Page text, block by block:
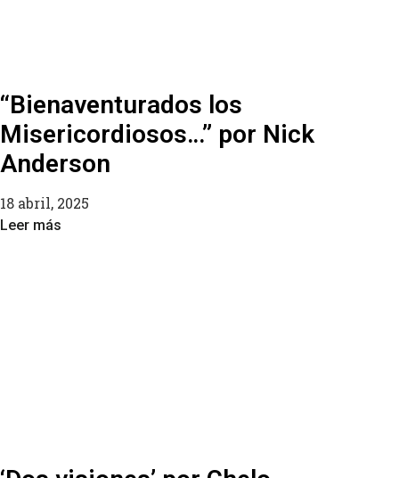
“Bienaventurados los
Misericordiosos…” por Nick
Anderson
18 abril, 2025
Leer más